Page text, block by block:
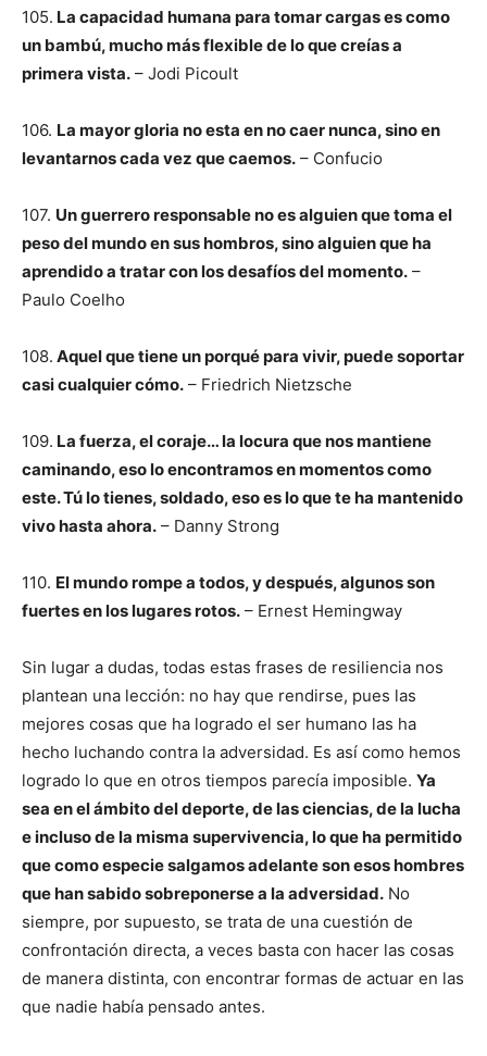
105. La capacidad humana para tomar cargas es como
un bambú, mucho más flexible de lo que creías a
primera vista. – Jodi Picoult
106. La mayor gloria no esta en no caer nunca, sino en
levantarnos cada vez que caemos. – Confucio
107. Un guerrero responsable no es alguien que toma el
peso del mundo en sus hombros, sino alguien que ha
aprendido a tratar con los desafíos del momento. –
Paulo Coelho
108. Aquel que tiene un porqué para vivir, puede soportar
casi cualquier cómo. – Friedrich Nietzsche
109. La fuerza, el coraje… la locura que nos mantiene
caminando, eso lo encontramos en momentos como
este. Tú lo tienes, soldado, eso es lo que te ha mantenido
vivo hasta ahora. – Danny Strong
110. El mundo rompe a todos, y después, algunos son
fuertes en los lugares rotos. – Ernest Hemingway
Sin lugar a dudas, todas estas frases de resiliencia nos
plantean una lección: no hay que rendirse, pues las
mejores cosas que ha logrado el ser humano las ha
hecho luchando contra la adversidad. Es así como hemos
logrado lo que en otros tiempos parecía imposible. Ya
sea en el ámbito del deporte, de las ciencias, de la lucha
e incluso de la misma supervivencia, lo que ha permitido
que como especie salgamos adelante son esos hombres
que han sabido sobreponerse a la adversidad. No
siempre, por supuesto, se trata de una cuestión de
confrontación directa, a veces basta con hacer las cosas
de manera distinta, con encontrar formas de actuar en las
que nadie había pensado antes.